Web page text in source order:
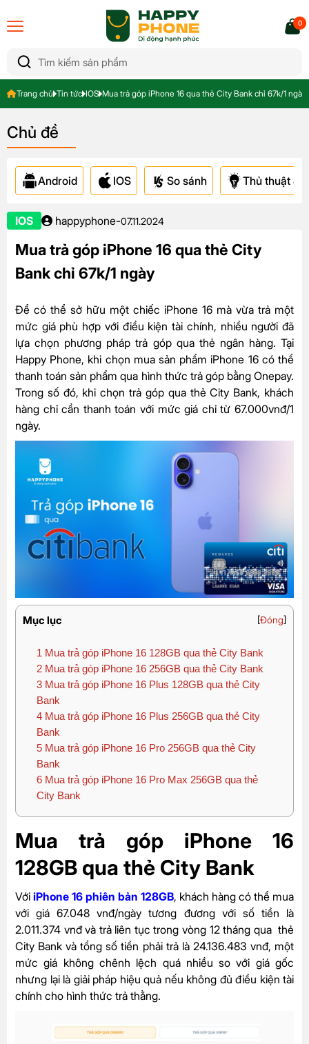
0
Trang chủ Tin tức IOS Mua trả góp iPhone 16 qua thẻ City Bank chỉ 67k/1 ngày
Chủ đề
Android IOS So sánh Thủ thuật &
IOS happyphone-07.11.2024
Mua trả góp iPhone 16 qua thẻ City
Bank chỉ 67k/1 ngày
Để có thể sở hữu một chiếc iPhone 16 mà vừa trả một
mức giá phù hợp với điều kiện tài chính, nhiều người đã
lựa chọn phương pháp trả góp qua thẻ ngân hàng. Tại
Happy Phone, khi chọn mua sản phẩm iPhone 16 có thể
thanh toán sản phẩm qua hình thức trả góp bằng Onepay.
Trong số đó, khi chọn trả góp qua thẻ City Bank, khách
hàng chỉ cần thanh toán với mức giá chỉ từ 67.000vnđ/1
ngày.
Mục lục [Đóng]
1 Mua trả góp iPhone 16 128GB qua thẻ City Bank
2 Mua trả góp iPhone 16 256GB qua thẻ City Bank
3 Mua trả góp iPhone 16 Plus 128GB qua thẻ City
Bank
4 Mua trả góp iPhone 16 Plus 256GB qua thẻ City
Bank
5 Mua trả góp iPhone 16 Pro 256GB qua thẻ City
Bank
6 Mua trả góp iPhone 16 Pro Max 256GB qua thẻ
City Bank
Mua trả góp iPhone 16
128GB qua thẻ City Bank
Với iPhone 16 phiên bản 128GB, khách hàng có thể mua
với giá 67.048 vnđ/ngày tương đương với số tiền là
2.011.374 vnđ và trả liên tục trong vòng 12 tháng qua thẻ
City Bank và tổng số tiền phải trả là 24.136.483 vnđ, một
mức giá không chênh lệch quá nhiều so với giá gốc
nhưng lại là giải pháp hiệu quả nếu không đủ điều kiện tài
chính cho hình thức trả thằng.